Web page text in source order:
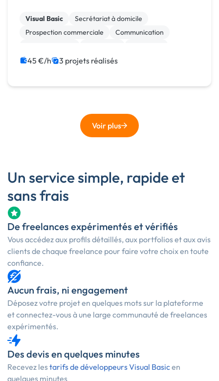
Visual Basic
Secrétariat à domicile
Prospection commerciale
Communication
Community management
Audio, Video, Multimedia
45 €/h 3 projets réalisés
Voir plus
Un service simple, rapide et
sans frais
De freelances expérimentés et vérifiés
Vous accédez aux profils détaillés, aux portfolios et aux avis
clients de chaque freelance pour faire votre choix en toute
confiance.
Aucun frais, ni engagement
Déposez votre projet en quelques mots sur la plateforme
et connectez-vous à une large communauté de freelances
expérimentés.
Des devis en quelques minutes
Recevez lestarifs de développeurs Visual Basicen
quelques minutes